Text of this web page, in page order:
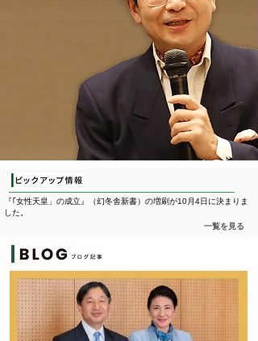
『｢女性天皇」の成立』（幻冬舎新書）の増刷が10月4日に決まりま
した。
​一覧を見る